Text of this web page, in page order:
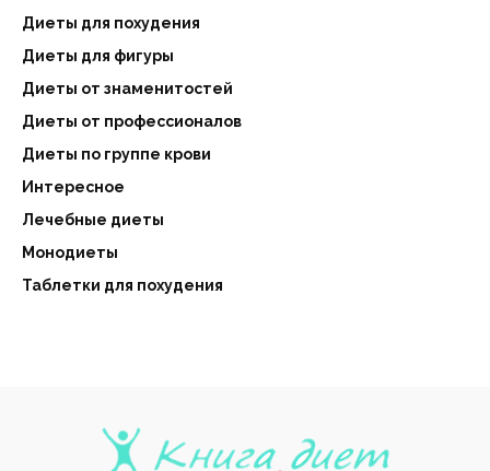
Диеты для похудения
Диеты для фигуры
Диеты от знаменитостей
Диеты от профессионалов
Диеты по группе крови
Интересное
Лечебные диеты
Монодиеты
Таблетки для похудения